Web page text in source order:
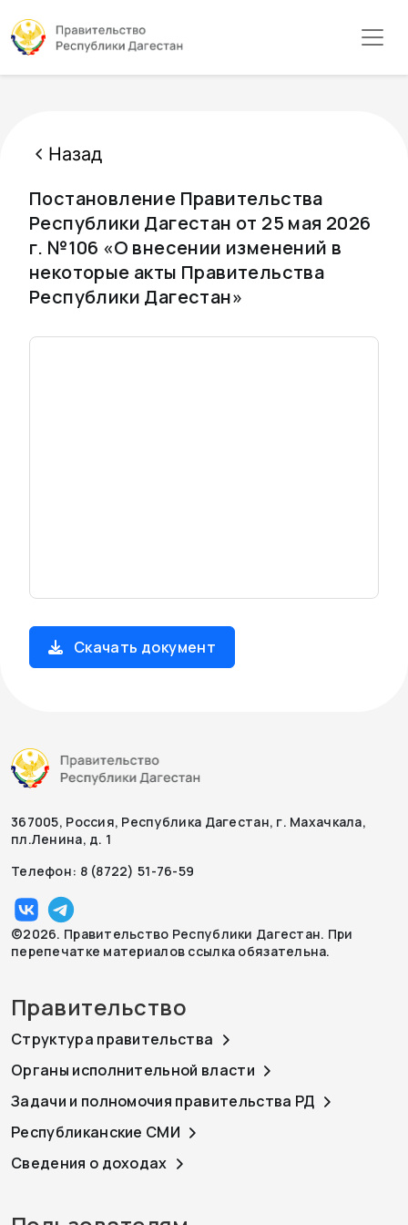
Назад
Постановление Правительства
Республики Дагестан от 25 мая 2026
г. №106 «О внесении изменений в
некоторые акты Правительства
Республики Дагестан»
Скачать документ
367005, Россия, Республика Дагестан, г. Махачкала,
пл.Ленина, д. 1
Телефон: 8 (8722) 51-76-59
©2026. Правительство Республики Дагестан. При
перепечатке материалов ссылка обязательна.
Правительство
Структура правительства
Органы исполнительной власти
Задачи и полномочия правительства РД
Республиканские СМИ
Сведения о доходах